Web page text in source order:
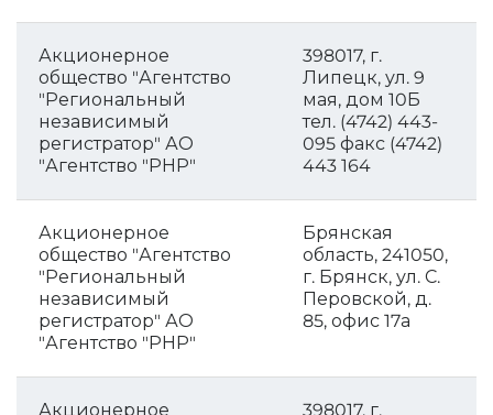
Акционерное
общество "Агентство
"Региональный
независимый
регистратор" АО
"Агентство "РНР"
398017, г.
Липецк, ул. 9
мая, дом 10Б
тел. (4742) 443-
095 факс (4742)
443 164
Акционерное
общество "Агентство
"Региональный
независимый
регистратор" АО
"Агентство "РНР"
Брянская
область, 241050,
г. Брянск, ул. С.
Перовской, д.
85, офис 17а
Акционерное
398017, г.